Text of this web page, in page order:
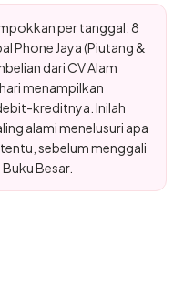
per tanggal: 8
Phone Jaya (Piutang &
dari CV Alam
menampilkan
kreditnya. Inilah
alami menelusuri apa
sebelum menggali
Besar.